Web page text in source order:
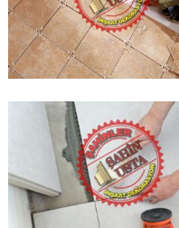
işleyen uzman kadrosuyla
sunuyor Aydın seramik
fayans döşeme ustası
Sayfaya Git